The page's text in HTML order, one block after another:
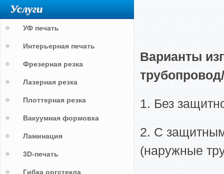
Варианты
1. Без
2. С
(наружные
Услуги
УФ печать
Интерьерная печать
Фрезерная резка
Лазерная резка
Плоттерная резка
Вакуумная формовка
Ламинация
3D-печать
Гибка оргстекла